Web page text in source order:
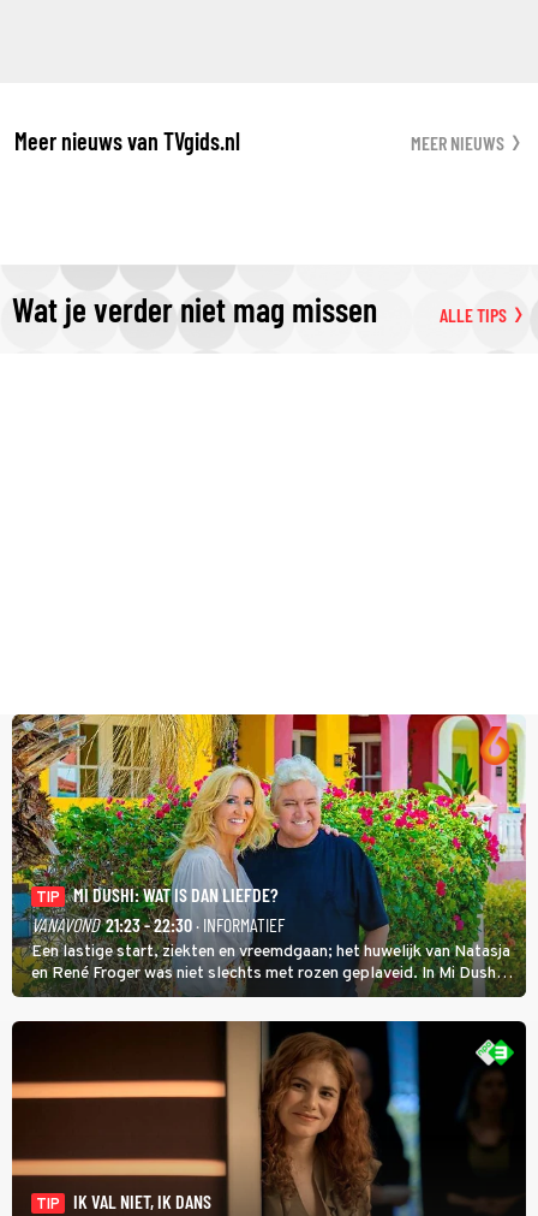
Meer nieuws van TVgids.nl MEER NIEUWS
Wat je verder niet mag missen ALLE TIPS
TIP
MI DUSHI: WAT IS DAN LIEFDE?
VANAVOND 21:23 - 22:30 · INFORMATIEF
Een lastige start, ziekten en vreemdgaan; het huwelijk van Natasja
en René Froger was niet slechts met rozen geplaveid. In Mi Dushi:
Wat Is Dan Liefde? neemt Wilfred Genee het showbizzkoppel mee
uit vissen om het over de liefde te hebben.
TIP
IK VAL NIET, IK DANS